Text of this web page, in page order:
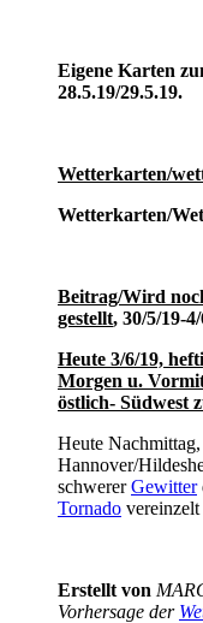
Eigene Karten
28.5.19/29.5.19.
Wetterkarten/
Wetterkarten/
Beitrag/Wird
gestellt, 30/5/19-
Heute 3/6/19,
Morgen u.
östlich- Südwest
Heute
Hannover/
schwererGewitter
Tornado
Erstellt von
Vorhersage der